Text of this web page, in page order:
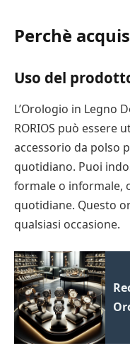
Perchè
Uso del
L’Orologio in Legno
RORIOS può essere
accessorio da polso
quotidiano. Puoi
formale o informale,
quotidiane. Questo
qualsiasi occasione.